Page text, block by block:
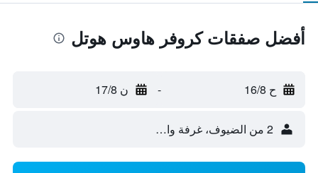
أفضل صفقات كروفر هاوس هوتل
ح 16/8 - ن 17/8
2 من الضيوف، غرفة واحدة